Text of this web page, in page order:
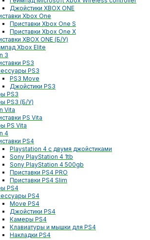
Джойстики XBOX ONE
Xbox One
Приставки Xbox One S
Приставки Xbox One X
XBOX ONE (Б/У)
Xbox Elite
3
PS3
PS3
PS3 Move
Джойстики PS3
PS3
PS3 (Б/У)
Vita
PS Vita
PS Vita
4
PS4
Playstation 4 с двумя джойстиками
Sony PlayStation 4 1tb
Sony PlayStation 4 500gb
Приставки PS4 PRO
Приставки PS4 Slim
PS4
PS4
Move PS4
Джойстики PS4
Камеры PS4
Клавиатуры и мышки для PS4
Накладки PS4